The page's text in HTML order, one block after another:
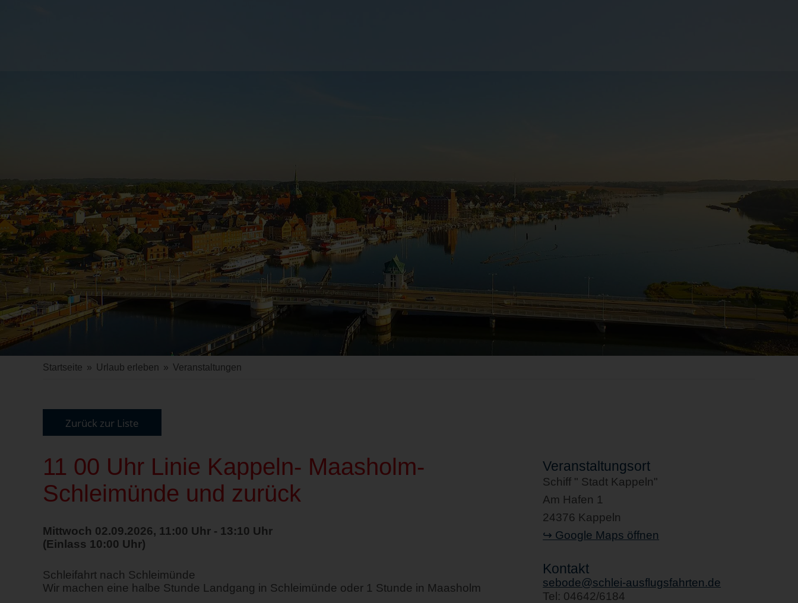
Startseite » Urlaub erleben » Veranstaltungen
Zurück zur Liste
11 00 Uhr Linie Kappeln- Maasholm-
Schleimünde und zurück
Mittwoch 02.09.2026, 11:00 Uhr - 13:10 Uhr
(Einlass 10:00 Uhr)
Schleifahrt nach Schleimünde
Wir machen eine halbe Stunde Landgang in Schleimünde oder 1 Stunde in Maasholm
Veranstaltungsort
Schiff " Stadt Kappeln"
Am Hafen 1
24376 Kappeln
↪ Google Maps öffnen
Kontakt
sebode@schlei-ausflugsfahrten.de
Tel: 04642/6184